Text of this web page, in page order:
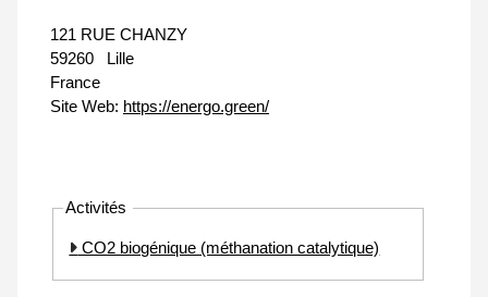
121 RUE CHANZY
59260
Lille
France
Site Web: https://energo.green/
Activités
CO2 biogénique (méthanation catalytique)